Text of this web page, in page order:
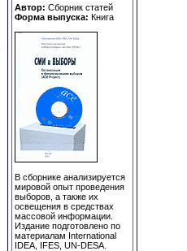
Автор: Сборник статей
Форма выпуска: Книга
В сборнике анализируется
мировой опыт проведения
выборов, а также их
освещения в средствах
массовой информации.
Издание подготовлено по
материалам International
IDEA, IFES, UN-DESA.